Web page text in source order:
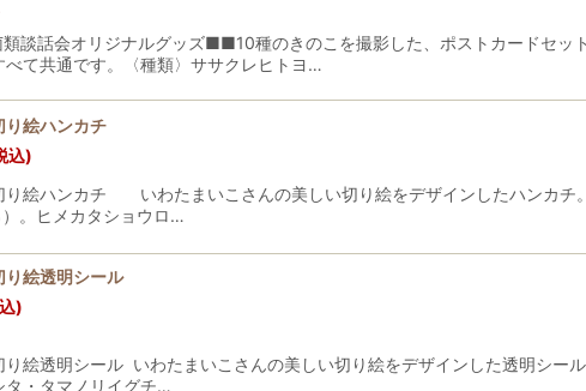
談話会オリジナルグッズ■■10種のきのこを撮影した、ポストカードセッ
べて共通です。〈種類〉ササクレヒトヨ…
り絵ハンカチ
込)
り絵ハンカチ いわたまいこさんの美しい切り絵をデザインしたハンカチ
）。ヒメカタショウロ…
り絵透明シール
)
り絵透明シール いわたまいこさんの美しい切り絵をデザインした透明シー
タ・タマノリイグチ…